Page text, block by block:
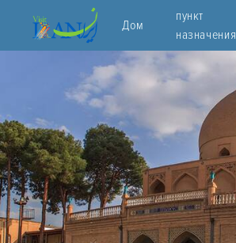
Дом
пункт
назначения